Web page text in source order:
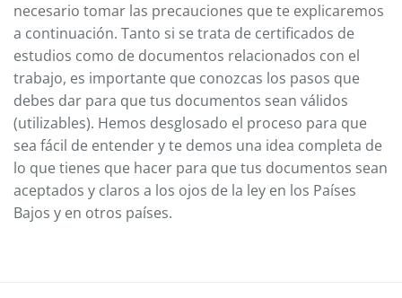
necesario tomar las precauciones que te explicaremos
a continuación. Tanto si se trata de certificados de
estudios como de documentos relacionados con el
trabajo, es importante que conozcas los pasos que
debes dar para que tus documentos sean válidos
(utilizables). Hemos desglosado el proceso para que
sea fácil de entender y te demos una idea completa de
lo que tienes que hacer para que tus documentos sean
aceptados y claros a los ojos de la ley en los Países
Bajos y en otros países.